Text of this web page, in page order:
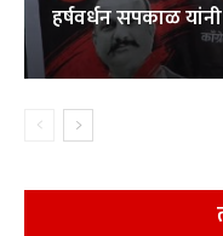
हर्षवर्धन सपकाळ